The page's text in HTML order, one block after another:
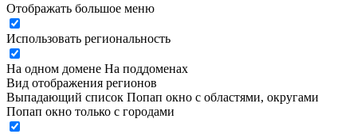
Отображать большое меню
Использовать региональность
На одном домене На поддоменах
Вид отображения регионов
Выпадающий список Попап окно c областями, округами
Попап окно только с городами